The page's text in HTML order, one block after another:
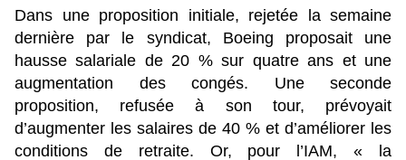
Dans une proposition initiale, rejetée la semaine
dernière par le syndicat, Boeing proposait une
hausse salariale de 20 % sur quatre ans et une
augmentation des congés. Une seconde
proposition, refusée à son tour, prévoyait
d’augmenter les salaires de 40 % et d’améliorer les
conditions de retraite. Or, pour l’IAM, « la